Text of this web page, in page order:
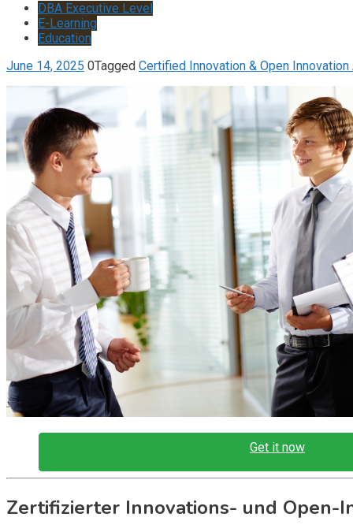
DBA Executive Level
E-Learning
Education
June 14, 2025 0Tagged Certified Innovation & Open Innovation
Get it now
Zertifizierter Innovations- und Open-